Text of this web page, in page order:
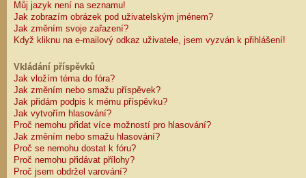
Můj jazyk není na seznamu!
Jak zobrazím obrázek pod uživatelským jménem?
Jak změním svoje zařazení?
Když kliknu na e-mailový odkaz uživatele, jsem vyzván k přihlášení!
Vkládání příspěvků
Jak vložím téma do fóra?
Jak změním nebo smažu příspěvek?
Jak přidám podpis k mému příspěvku?
Jak vytvořím hlasování?
Proč nemohu přidat více možností pro hlasování?
Jak změním nebo smažu hlasování?
Proč se nemohu dostat k fóru?
Proč nemohu přidávat přílohy?
Proč jsem obdržel varování?